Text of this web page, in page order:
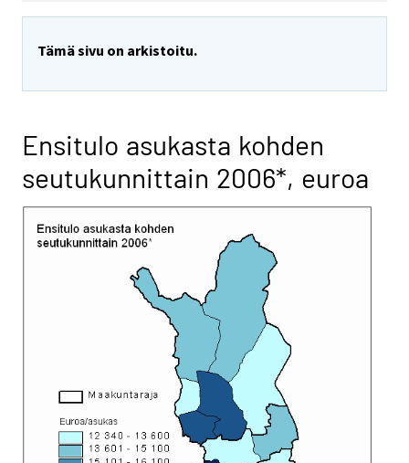
Tämä sivu on arkistoitu.
Ensitulo asukasta kohden
seutukunnittain 2006*, euroa